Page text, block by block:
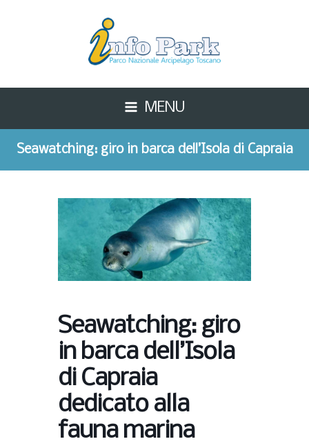
MENU
Seawatching: giro in barca dell’Isola di Capraia
Seawatching: giro
in barca dell’Isola
di Capraia
dedicato alla
fauna marina